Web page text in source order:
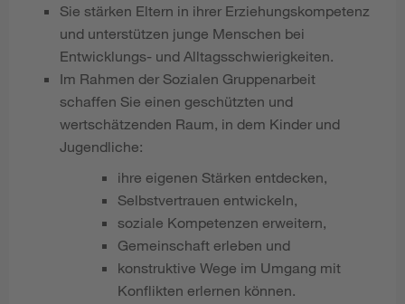
Sie stärken Eltern in ihrer Erziehungskompetenz
und unterstützen junge Menschen bei
Entwicklungs- und Alltagsschwierigkeiten.
Im Rahmen der Sozialen Gruppenarbeit
schaffen Sie einen geschützten und
wertschätzenden Raum, in dem Kinder und
Jugendliche:
ihre eigenen Stärken entdecken,
Selbstvertrauen entwickeln,
soziale Kompetenzen erweitern,
Gemeinschaft erleben und
konstruktive Wege im Umgang mit
Konflikten erlernen können.